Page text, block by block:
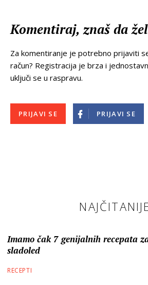
Komentiraj, znaš da
Za komentiranje je potrebno prijaviti
račun? Registracija je brza i
uključi se u raspravu.
PRIJAVI SE PRIJAVI SE
Imamo čak 7 genijalnih recepata
sladoled
RECEPTI